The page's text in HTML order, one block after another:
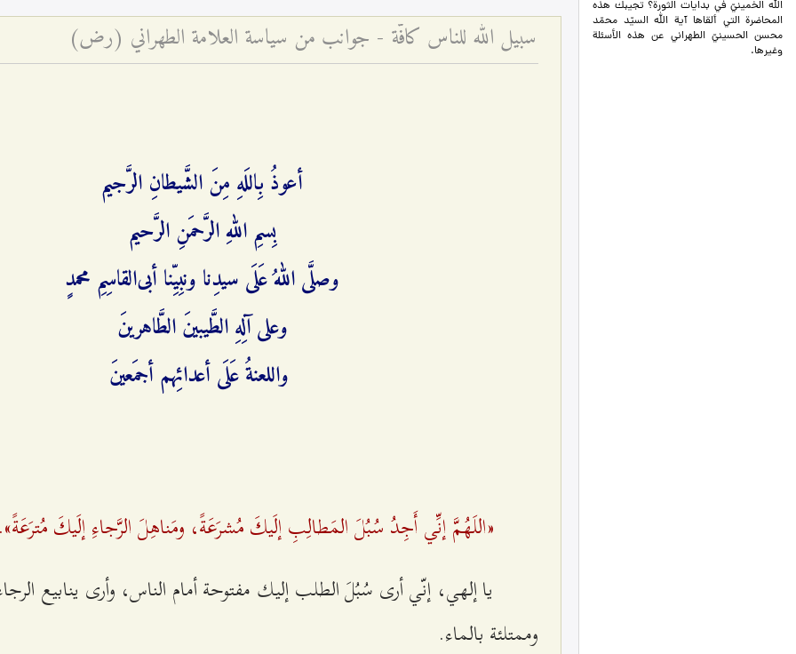
الله الخمينيّ في بدايات الثورة؟ تجيبك هذه
المحاضرة التي ألقاها آية الله السيّد محمّد
محسن الحسينيّ الطهراني عن هذه الأسئلة
وغيرها.
سبيل الله للناس كافّة - جوانب من سياسة العلامة الطهراني (رض)
أعوذُ بِاللَهِ مِنَ الشَّیطانِ الرَّجیم‌
بِسمِ اللهِ الرَّحمَنِ الرَّحیم‌
وصلَّی اللهُ عَلَی سیدِنا ونبِیِّنا أبی‌القاسِمِ محمدٍ
وعلی آلِهِ الطَّیبینَ الطَّاهرینَ
واللعنةُ عَلَی أعدائِهم أجمَعینَ‌
«اللَهُمَّ إنِّي أَجِدُ سُبُلَ المَطالِبِ إلَيكَ مُشرَعَةً، ومَناهِلَ الرَّجاءِ إلَيكَ
يا إلهي، إنّي أرى سُبُلَ الطلب إليك مفتوحة أمام الناس، وأرى ينابيع
وممتلئة بالماء.